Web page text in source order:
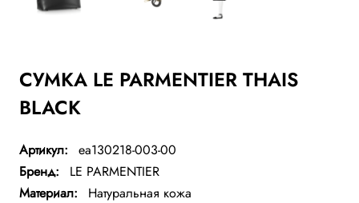
СУМКА LE PARMENTIER THAIS
BLACK
Артикул:
ea130218-003-00
Бренд:
LE PARMENTIER
Материал:
Натуральная кожа